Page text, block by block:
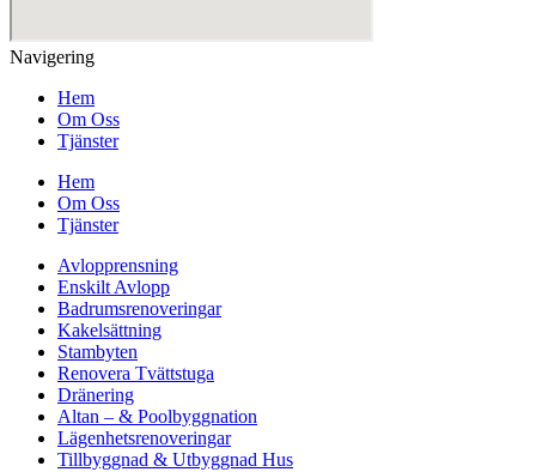
Navigering
Hem
Om Oss
Tjänster
Hem
Om Oss
Tjänster
Avlopprensning
Enskilt Avlopp
Badrumsrenoveringar
Kakelsättning
Stambyten
Renovera Tvättstuga
Dränering
Altan – & Poolbyggnation
Lägenhetsrenoveringar
Tillbyggnad & Utbyggnad Hus